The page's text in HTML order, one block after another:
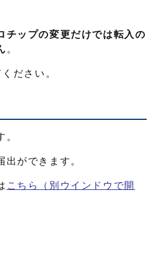
チップの変更だけでは転入の
。
ださい。
出ができます。
こちら
（別ウインドウで開